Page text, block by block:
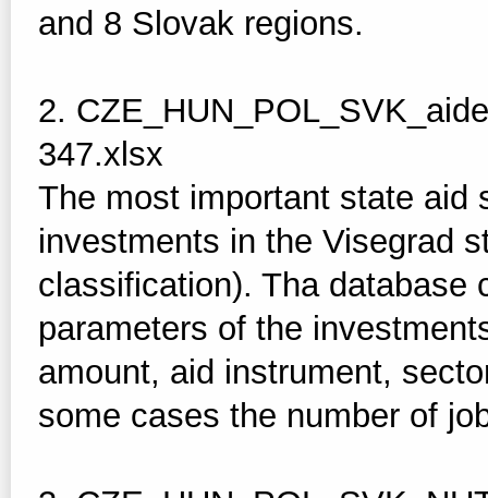
and 8 Slovak regions.
2.
347.xlsx
The most important state aid
investments in the Visegrad
classification). Tha database
parameters of the
amount, aid instrument,
some cases the number of